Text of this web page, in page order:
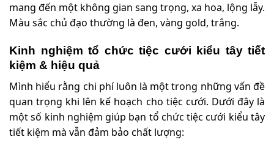
mang đến một không gian sang trọng, xa hoa, lộng lẫy.
Màu sắc chủ đạo thường là đen, vàng gold, trắng.
Kinh nghiệm tổ chức tiệc cưới kiểu tây tiết
kiệm & hiệu quả
Mình hiểu rằng chi phí luôn là một trong những vấn đề
quan trọng khi lên kế hoạch cho tiệc cưới. Dưới đây là
một số kinh nghiệm giúp bạn tổ chức tiệc cưới kiểu tây
tiết kiệm mà vẫn đảm bảo chất lượng: